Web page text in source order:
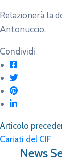
Relazionerà la
Antonuccio.
Condividi
Articolo
Cariati del CIF
News